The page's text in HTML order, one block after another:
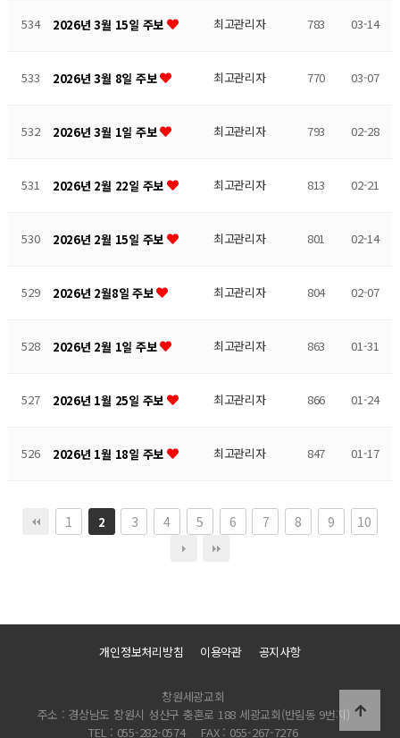
534 2026년 3월 15일 주보 최고관리자 783 03-14
533 2026년 3월 8일 주보 최고관리자 770 03-07
532 2026년 3월 1일 주보 최고관리자 793 02-28
531 2026년 2월 22일 주보 최고관리자 813 02-21
530 2026년 2월 15일 주보 최고관리자 801 02-14
529 2026년 2월8일 주보 최고관리자 804 02-07
528 2026년 2월 1일 주보 최고관리자 863 01-31
527 2026년 1월 25일 주보 최고관리자 866 01-24
526 2026년 1월 18일 주보 최고관리자 847 01-17
1 2 3 4 5 6 7 8 9 10
개인정보처리방침 이용약관 공지사항
창원세광교회
주소 : 경상남도 창원시 성산구 충혼로 188 세광교회(반림동 9번지)
TEL : 055-282-0574
FAX : 055-267-7276